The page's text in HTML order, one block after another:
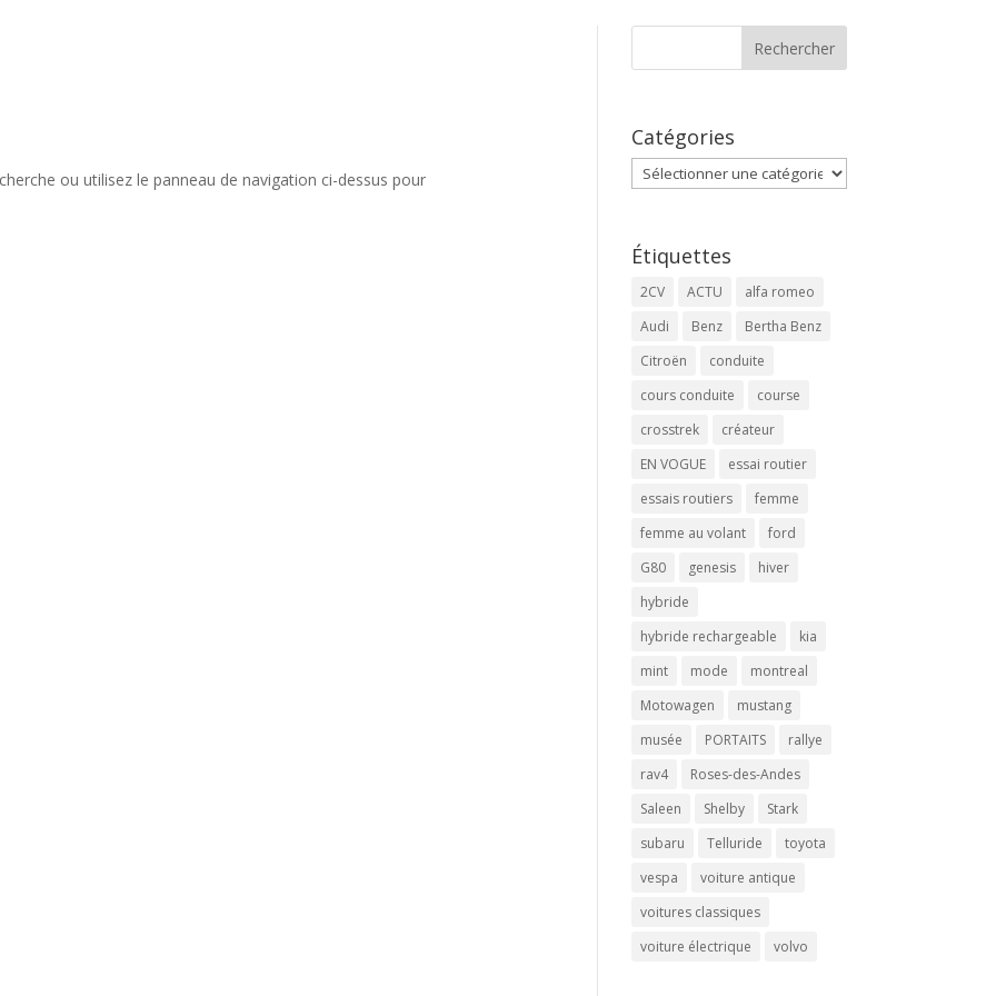
ou utilisez le panneau de navigation ci-dessus pour
Catégories
Catégories
Étiquettes
2CV ACTU
alfa romeo
Audi
Benz
Bertha Benz
Citroën
conduite
cours conduite
course
crosstrek
créateur
EN VOGUE
essai routier
essais routiers
femme
femme au volant
ford
G80
genesis
hiver
hybride
hybride rechargeable
kia
mint
mode
montreal
Motowagen
mustang
musée
PORTAITS
rallye
rav4
Roses-des-Andes
Saleen
Shelby
Stark
subaru
Telluride
toyota
vespa
voiture antique
voitures classiques
voiture électrique
volvo